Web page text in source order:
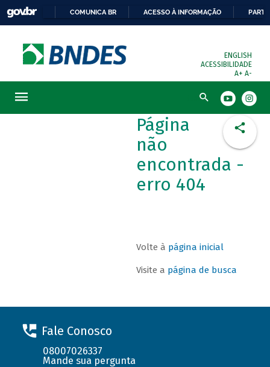
COMUNICA BR ACESSO À INFORMAÇÃO
ENGLISH
ACESSIBILIDADE
A+ A-
Busca
Página
não
encontrada -
erro 404
Volte à página inicial
Visite a página de busca
Fale Conosco
08007026337
Mande sua pergunta